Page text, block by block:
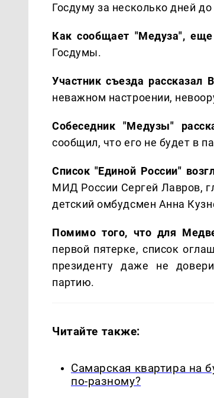
Госдуму за несколько дней
Как сообщает "Медуза",
Госдумы.
Участник съезда
неважном настроении,
Собеседник "Медузы"
сообщил, что его не будет в
Список "Единой России"
МИД России Сергей Лавров,
детский омбудсмен Анна
Помимо того, что для
первой пятерке, список
президенту даже не
партию.
Читайте также:
Самарская квартира на
по-разному?